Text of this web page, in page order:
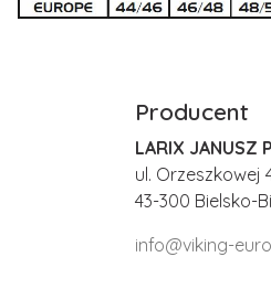
Producent
LARIX JANUSZ
ul. Orzeszkowej
43-300 Bielsko-
info@viking-